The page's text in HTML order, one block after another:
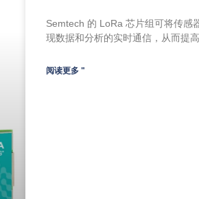
Semtech 的 LoRa 芯片组可将传感
现数据和分析的实时通信，从而提高
阅读更多 "